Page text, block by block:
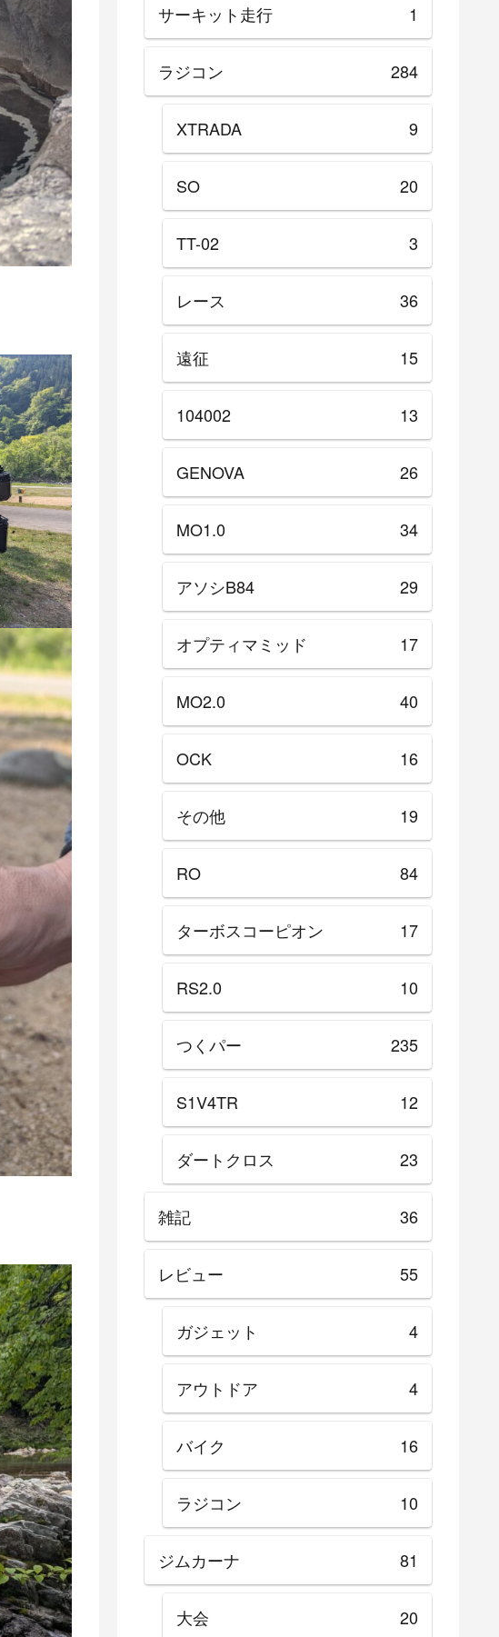
サーキット走行 1
ラジコン 284
XTRADA 9
SO 20
TT-02 3
レース 36
遠征 15
104002 13
GENOVA 26
MO1.0 34
アソシB84 29
オプティマミッド 17
MO2.0 40
OCK 16
その他 19
RO 84
ターボスコーピオン 17
RS2.0 10
つくパー 235
S1V4TR 12
ダートクロス 23
雑記 36
レビュー 55
ガジェット 4
アウトドア 4
バイク 16
ラジコン 10
ジムカーナ 81
大会 20